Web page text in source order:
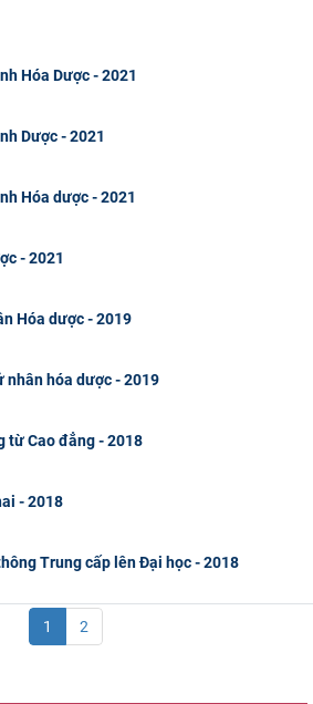
Hóa Dược - 2021
Dược - 2021
Hóa dược - 2021
- 2021
Hóa dược - 2019
nhân hóa dược - 2019
từ Cao đẳng - 2018
- 2018
Trung cấp lên Đại học - 2018
1 2